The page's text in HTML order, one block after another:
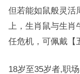
但若能如鼠般灵活
上，生肖鼠与生
任危机，可佩戴【
18岁至35岁者,职